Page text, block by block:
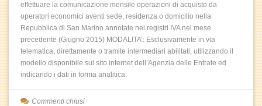
effettuare la comunicazione mensile operazioni di acquisto da
operatori economici aventi sede, residenza o domicilio nella
Repubblica di San Marino annotate nei registri IVA nel mese
precedente (Giugno 2015) MODALITA’: Esclusivamente in via
telematica, direttamente o tramite intermediari abilitati, utilizzando il
modello disponibile sul sito internet dell’Agenzia delle Entrate ed
indicando i dati in forma analitica.
Commenti chiusi